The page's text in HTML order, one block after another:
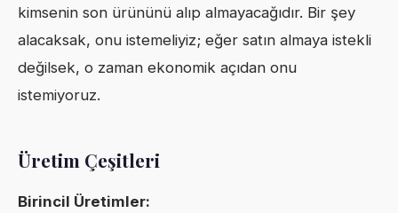
kimsenin son ürününü alıp almayacağıdır. Bir şey
alacaksak, onu istemeliyiz; eğer satın almaya istekli
değilsek, o zaman ekonomik açıdan onu
istemiyoruz.
Üretim Çeşitleri
Birincil Üretimler: